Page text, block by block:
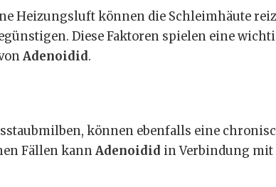
Heizungsluft können die Schleimhäute
Diese Faktoren spielen eine
Adenoidid.
können ebenfalls eine
Fällen kannAdenoidid in Verbindung mit